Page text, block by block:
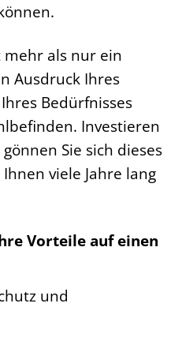
mehr als nur ein
Ausdruck Ihres
Bedürfnisses
Investieren
Sie sich dieses
viele Jahre lang
Vorteile auf einen
und